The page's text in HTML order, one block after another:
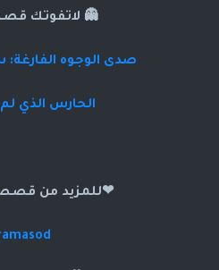
👻 لاتفوتك
صدى الوجوه الفارغة:
الحارس الذي لم
❤للمزيد من